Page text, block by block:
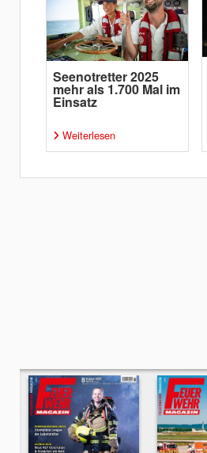
Seenotretter 2025
mehr als 1.700 Mal im
Einsatz
Weiterlesen